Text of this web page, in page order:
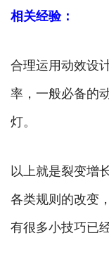
相关经验：
合理运用动效设
率，一般必备的
灯。
以上就是裂变增
各类规则的改变
有很多小技巧已